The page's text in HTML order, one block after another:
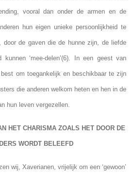
vooral dan onder de armen en de
hun eigen unieke persoonlijkheid te
door de gaven die de hunne zijn, de liefde
‘mee-delen’(6). In een geest van
om toegankelijk en beschikbaar te zijn
die anderen welkom heten en hen in de
hun leven vergezellen.
HET CHARISMA ZOALS HET DOOR DE
WORDT BELEEFD
wij, Xaverianen, vrijelijk om een ‘gewoon’